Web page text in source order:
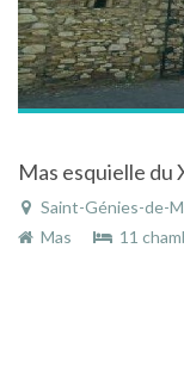
Saint-Génies-de-
Mas
11